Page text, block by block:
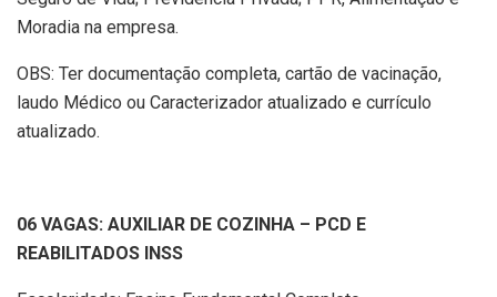
Moradia na empresa.
OBS: Ter documentação completa, cartão de vacinação,
laudo Médico ou Caracterizador atualizado e currículo
atualizado.
06 VAGAS: AUXILIAR DE COZINHA – PCD E
REABILITADOS INSS